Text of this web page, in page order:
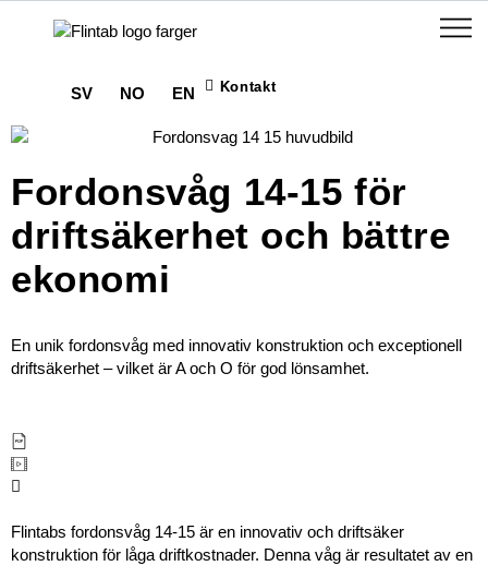
SV NO EN Kontakt
Fordonsvåg 14-15 för
driftsäkerhet och bättre
ekonomi
En unik fordonsvåg med innovativ konstruktion och exceptionell
driftsäkerhet – vilket är A och O för god lönsamhet.
Flintabs fordonsvåg 14-15 är en innovativ och driftsäker
konstruktion för låga driftkostnader. Denna våg är resultatet av en